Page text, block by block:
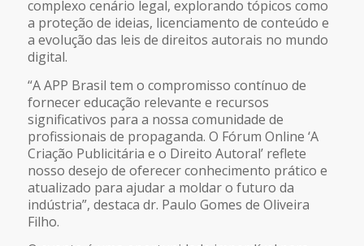
complexo cenário legal, explorando tópicos como
a proteção de ideias, licenciamento de conteúdo e
a evolução das leis de direitos autorais no mundo
digital.
“A APP Brasil tem o compromisso contínuo de
fornecer educação relevante e recursos
significativos para a nossa comunidade de
profissionais de propaganda. O Fórum Online ‘A
Criação Publicitária e o Direito Autoral’ reflete
nosso desejo de oferecer conhecimento prático e
atualizado para ajudar a moldar o futuro da
indústria”, destaca dr. Paulo Gomes de Oliveira
Filho.